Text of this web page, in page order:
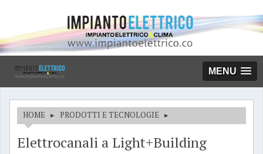
MENU
HOME ▸ PRODOTTI E TECNOLOGIE ▸
Elettrocanali a Light+Building